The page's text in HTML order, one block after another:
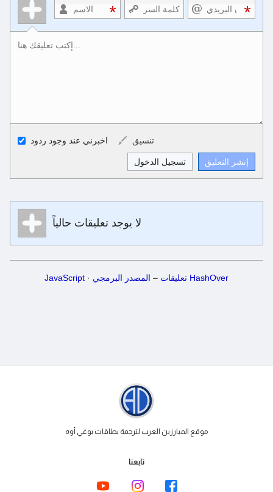
أكواد الـ HTML المسموح بها
<b>, <strong>, <u>, <i>, <em>, <s>, <big>, <small>, <sup>,
<sub>, <pre>, <ul>, <ol>, <li>, <blockquote>, <code> escapes
تنسيق Markdown
**Bold**, _underline_, *italic*, ~~strikethrough~~, `highlight`,
used together in your comment.
اخبرني عند وجود ردود تنسيق
لا يوجد تعليقات حالياً
HashOver تعليقات ‒ المصدر البرمجي ·
JavaScript
موقع المبارزين العرب لترجمة بطاقات يوغي أوه
تابعنا